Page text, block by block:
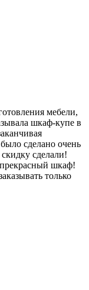
мебели,
шкаф-купе в
сделано очень
сделали!
шкаф!
только